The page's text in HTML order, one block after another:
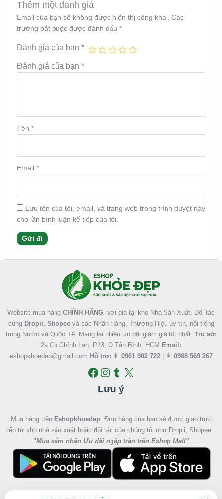
Thêm một đánh giá
Email của bạn sẽ không được hiển thị công khai. Các
trường bắt buộc được đánh dấu *
Đánh giá của bạn *
Đánh giá của bạn *
Tên *
Email *
Lưu tên của tôi, email, và trang web trong trình duyệt này
cho lần bình luận kế tiếp của tôi.
Website mua hàng CHÍNH HÃNG với giá tại kho Nhà Sản Xuất. Đối tác
cùng Dropii, Shopeevà các Nhãn Hàng, Thương Hiệu uy tín, nổi tiếng
trong Nước và Quốc Tế. Mang lại nhiều ưu đãi giảm giá tốt nhất. Trụ sở:
2a Cù Chính Lan, P13, Q.Tân Bình, HCM Email:
eshopkhoedep@gmail.com Hỗ trợ: 👨 0961 902 722| 👩 0988 569 267
Lưu ý
Mua hàng trên Eshopkhoedep. Đơn hàng của bạn sẻ được giao trực
tiếp từ kho nhà sản xuất hoặc đối tác của chúng tôi như Dropii, Shopee...
"Mua sắm nhận Ưu đãi ngập tràn trên Eshop Mall"